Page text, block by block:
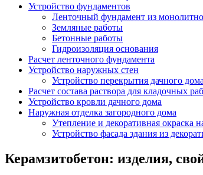
Устройство фундаментов
Ленточный фундамент из
Земляные работы
Бетонные работы
Гидроизоляция основания
Расчет ленточного фундамента
Устройство наружных стен
Устройство перекрытия дачного
Расчет состава раствора для кладочных
Устройство кровли дачного дома
Наружная отделка загородного дома
Утепление и декоративная окраска
Устройство фасада здания из
Керамзитобетон: изделия,